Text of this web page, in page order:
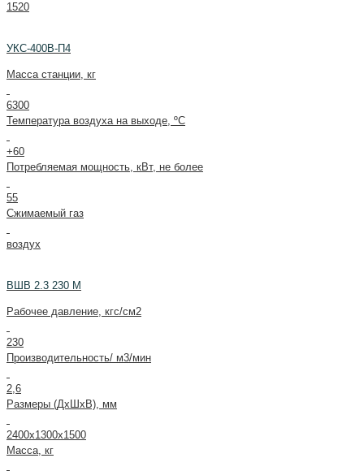
1520
УКС-400В-П4
Масса станции, кг
6300
Температура воздуха на выходе, ºС
+60
Потребляемая мощность, кВт, не более
55
Сжимаемый газ
воздух
ВШВ 2.3 230 М
Рабочее давление, кгс/см2
230
Производительность/ м3/мин
2,6
Размеры (ДxШxВ), мм
2400x1300x1500
Масса, кг